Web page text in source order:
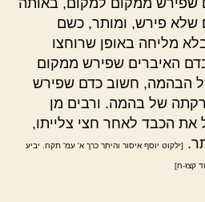
שפירש ממקום למקום, באותה
שלא פירש, ומותר, כשם
מליחה באופן שרוחצו
האיברים שפירש ממקום
הבהמה, חשוב כדם שפירש
של בהמה. ורבים מן
את הכבד לאחר חצי צלייתו,
[ילקוט יוסף איסור והיתר כרך א' עמ' תקח. יביע
קצז-ח]